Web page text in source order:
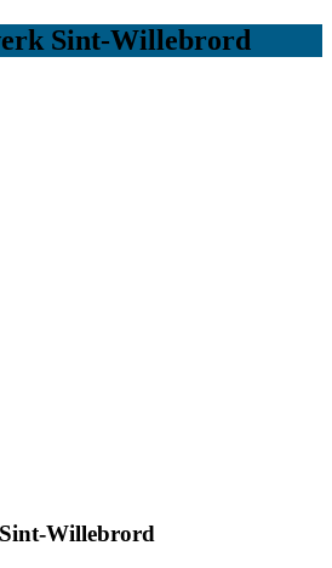
Sint-Willebrord
Willebrord